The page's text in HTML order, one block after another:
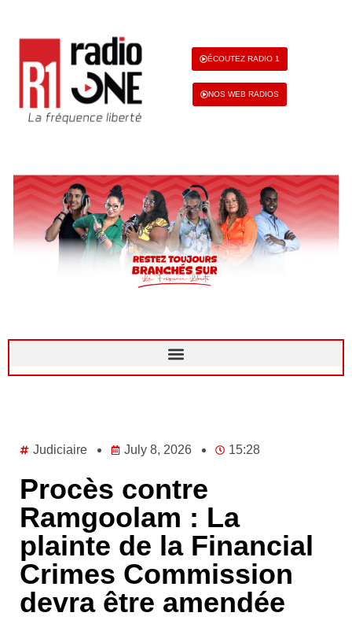
ÉCOUTEZ RADIO 1
NOS WEB RADIOS
Judiciaire July 8, 2026 15:28
Procès contre
Ramgoolam : La
plainte de la Financial
Crimes Commission
devra être amendée